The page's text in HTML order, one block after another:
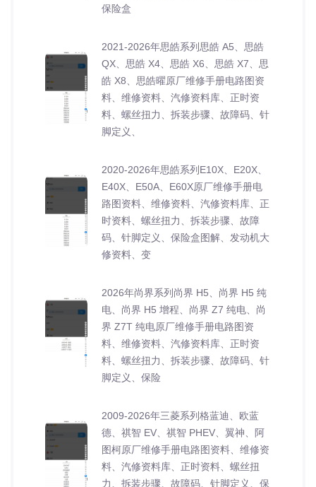
保险盒
2021-2026年思皓系列思皓 A5、思皓
QX、思皓 X4、思皓 X6、思皓 X7、思
皓 X8、思皓曜原厂维修手册电路图资
料、维修资料、汽修资料库、正时资
料、螺丝扭力、拆装步骤、故障码、针
脚定义、
2020-2026年思皓系列E10X、E20X、
E40X、E50A、E60X原厂维修手册电
路图资料、维修资料、汽修资料库、正
时资料、螺丝扭力、拆装步骤、故障
码、针脚定义、保险盒图解、发动机大
修资料、变
2026年尚界系列尚界 H5、尚界 H5 纯
电、尚界 H5 增程、尚界 Z7 纯电、尚
界 Z7T 纯电原厂维修手册电路图资
料、维修资料、汽修资料库、正时资
料、螺丝扭力、拆装步骤、故障码、针
脚定义、保险
2009-2026年三菱系列格蓝迪、欧蓝
德、祺智 EV、祺智 PHEV、翼神、阿
图柯原厂维修手册电路图资料、维修资
料、汽修资料库、正时资料、螺丝扭
力、拆装步骤、故障码、针脚定义、保